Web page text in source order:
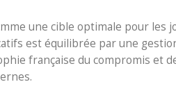
une cible optimale pour les
est équilibrée par une
française du compromis et